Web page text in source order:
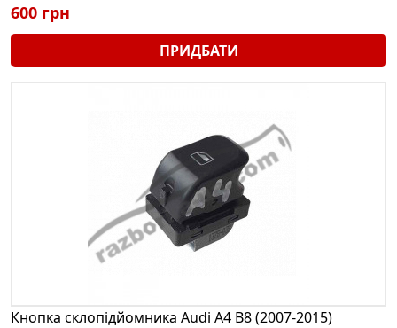
600 грн
ПРИДБАТИ
Кнопка склопідйомника Audi A4 B8 (2007-2015)